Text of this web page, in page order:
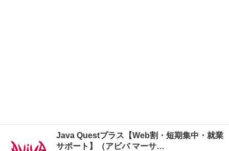
Java Questプラス【Web割・短期集中・就業
サポート】（アビバ マーサ…